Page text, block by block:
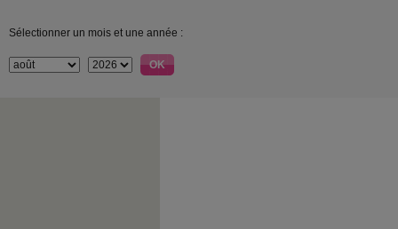
Sélectionner un mois et une année :